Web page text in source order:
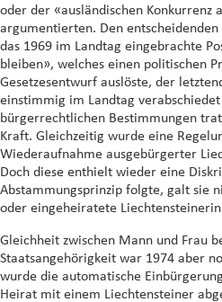
oder der «ausländischen Konkurrenz
argumentierten. Den entscheidenden
das 1969 im Landtag eingebrachte
bleiben», welches einen politischen
Gesetzesentwurf auslöste, der
einstimmig im Landtag
bürgerrechtlichen Bestimmungen
Kraft. Gleichzeitig wurde eine
Wiederaufnahme ausgebürgerter
Doch diese enthielt wieder eine
Abstammungsprinzip folgte, galt sie
oder eingeheiratete
Gleichheit zwischen Mann und Frau
Staatsangehörigkeit war 1974 aber
wurde die automatische
Heirat mit einem Liechtensteiner